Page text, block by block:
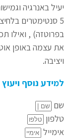
5 סנטימטרים
בפרוטזה) , ואילו
את עצמה באופן
ויציבה.
למידע נוסף
שם
טלפון
אימייל